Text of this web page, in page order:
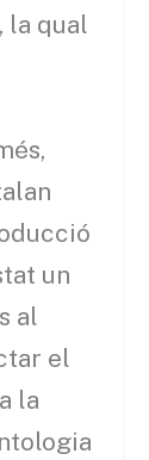
la qual
un
al
el
la